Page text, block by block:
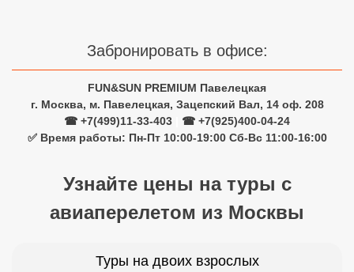
Забронировать в офисе:
FUN&SUN PREMIUM Павелецкая
г. Москва, м. Павелецкая, Зацепский Вал, 14 оф. 208
☎ +7(499)11-33-403
☎ +7(925)400-04-24
✅ Время работы: Пн-Пт 10:00-19:00 Сб-Вс 11:00-16:00
Узнайте цены на туры с
авиаперелетом из Москвы
Туры на двоих взрослых
Сетевые отели Вьетнама
Сетевые отели Мальдив
Сетевые отели Бали